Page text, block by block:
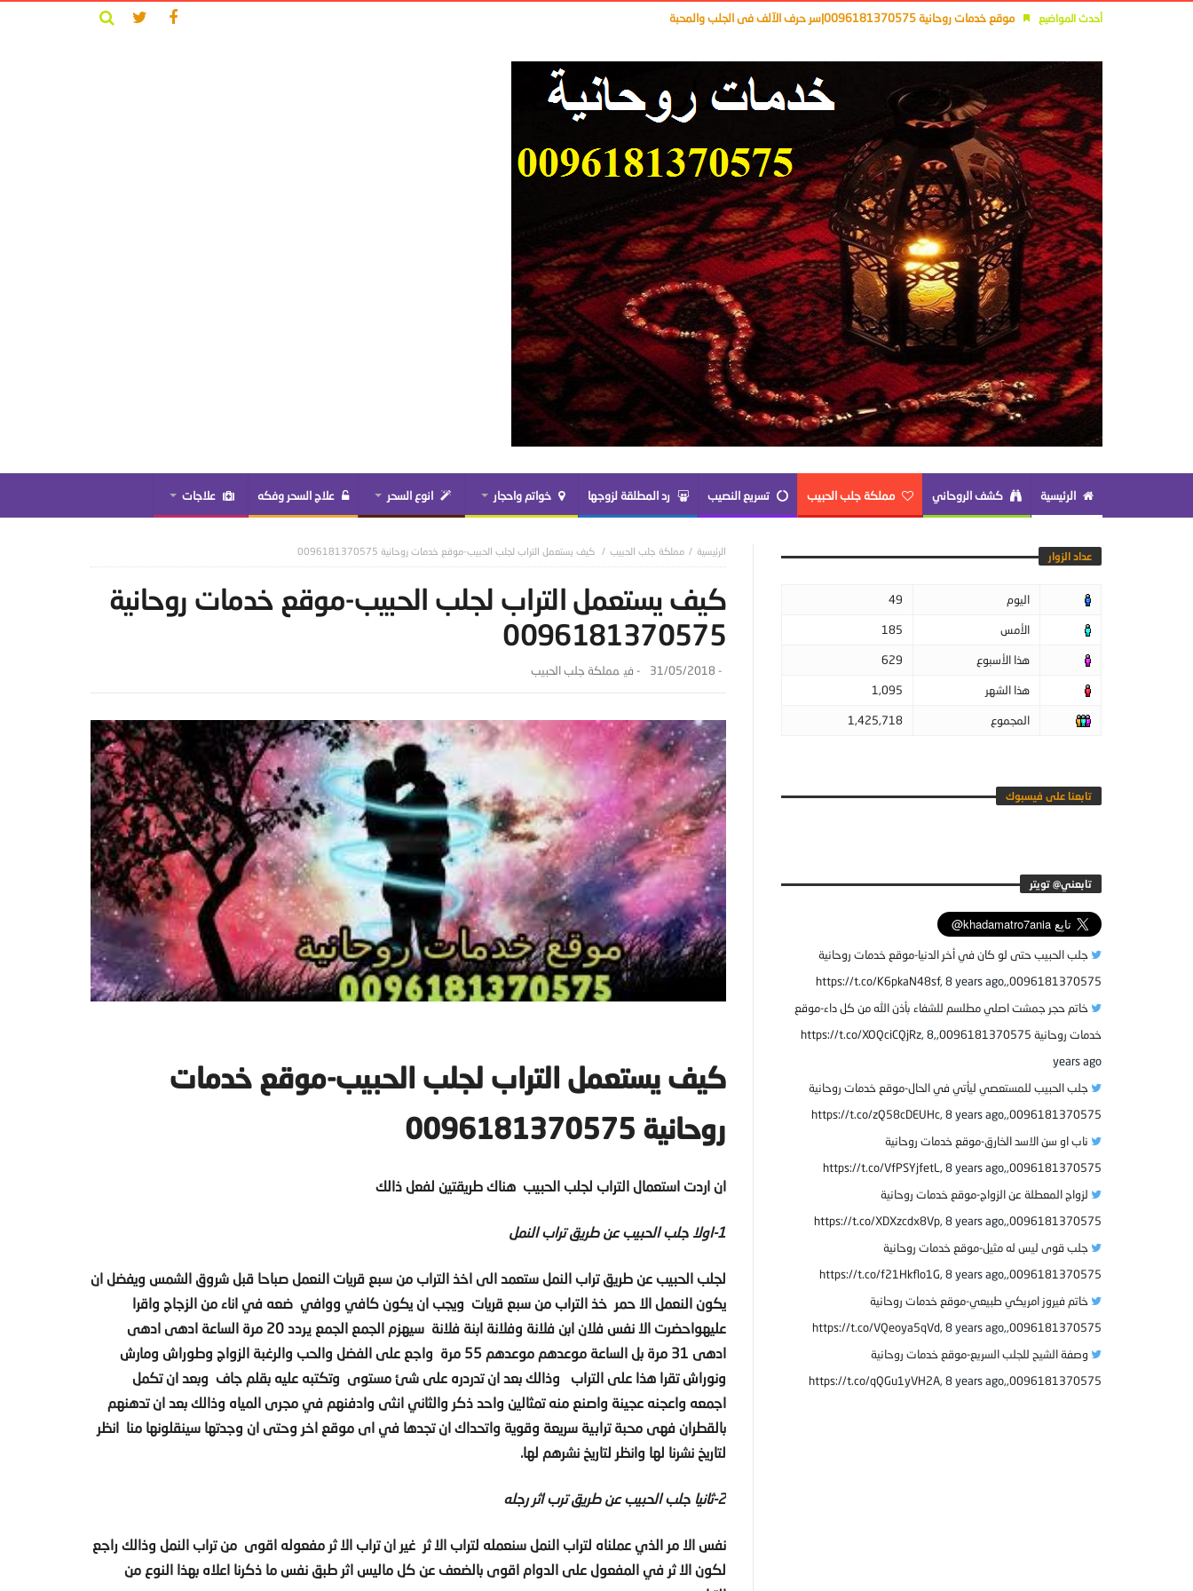
أحدث المواضيع موقع خدمات روحانية 0096181370575|سر حرف الآلف فى الجلب والمحبة
الرئيسية كشف الروحاني مملكة جلب الحبيب تسريع النصيب رد المطلقة لزوجها خواتم واحجار انوع السحر علاج السحر وفكه علاجات
مملكة جلب الحبيب كيف يستعمل التراب لجلب الحبيب-موقع خدمات روحانية 0096181370575
كيف يستعمل التراب لجلب الحبيب-موقع خدمات روحانية
0096181370575
-
31/05/2018 - ‎في مملكة جلب الحبيب
كيف يستعمل التراب لجلب الحبيب-موقع خدمات
روحانية 0096181370575
ان اردت استعمال التراب لجلب الحبيب هناك طريقتين لفعل ذالك
1-اولا جلب الحبيب عن طريق تراب النمل
لجلب الحبيب عن طريق تراب النمل ستعمد الى اخذ التراب من سبع قريات النعمل صباحا قبل شروق الشمس ويفضل ان
يكون النعمل الا حمر خذ التراب من سبع قريات ويجب ان يكون كافي ووافي ضعه في اناء من الزجاج واقرا
عليهواحضرت الا نفس فلان ابن فلانة وفلانة ابنة فلانة سيهزم الجمع الجمع يردد 20 مرة الساعة ادهى ادهى
ادهى 31 مرة بل الساعة موعدهم موعدهم 55 مرة واجع على الفضل والحب والرغبة الزواج وطوراش ومارش
ونوراش تقرا هذا على التراب وذالك بعد ان تدردره على شئ مستوى وتكتبه عليه بقلم جاف وبعد ان تكمل
اجمعه واعجنه عجينة واصنع منه تمثالين واحد ذكر والثاني انثى وادفنهم في مجرى المياه وذالك بعد ان تدهنهم
بالقطران فهى محبة ترابية سريعة وقوية واتحداك ان تجدها في اى موقع اخر وحتى ان وجدتها سينقلونها منا انظر
لتاريخ نشرنا لها وانظر لتاريخ نشرهم لها.
2-ثانيا جلب الحبيب عن طريق ترب اثر رجله
نفس الا مر الذي عملناه لتراب النمل سنعمله لتراب الا ثر غير ان تراب الا ثر مفعوله اقوى من تراب النمل وذالك راجع
لكون الا ثر في المفعول على الدوام اقوى بالضعف عن كل ماليس اثر طبق نفس ما ذكرنا اعلاه بهذا النوع من
عداد الزوار
اليوم 49
الأمس 185
هذا الأسبوع 629
هذا الشهر 1,095
المجموع 1,425,718
تابعنا على فيسبوك
جلب الحبيب حتى لو كان في أخر الدنيا-موقع خدمات روحانية
0096181370575,,https://t.co/K6pkaN48sf,
8 years ago
خاتم حجر جمشت اصلي مطلسم للشفاء بأذن الله من كل داء-موقع
خدمات روحانية 0096181370575,,https://t.co/XOQciCQjRz,
8
years ago
جلب الحبيب للمستعصي ليأتي في الحال-موقع خدمات روحانية
0096181370575,,https://t.co/zQ58cDEUHc,
8 years ago
ناب او سن الاسد الخارق-موقع خدمات روحانية
0096181370575,,https://t.co/VfPSYjfetL,
8 years ago
لزواج المعطلة عن الزواج-موقع خدمات روحانية
0096181370575,,https://t.co/XDXzcdx8Vp,
8 years ago
جلب قوى ليس له مثيل-موقع خدمات روحانية
0096181370575,,https://t.co/f21Hkflo1G,
8 years ago
خاتم فيروز امريكي طبيعي-موقع خدمات روحانية
0096181370575,,https://t.co/VQeoya5qVd,
8 years ago
وصفة الشيح للجلب السريع-موقع خدمات روحانية
0096181370575,,https://t.co/qQGu1yVH2A,
8 years ago